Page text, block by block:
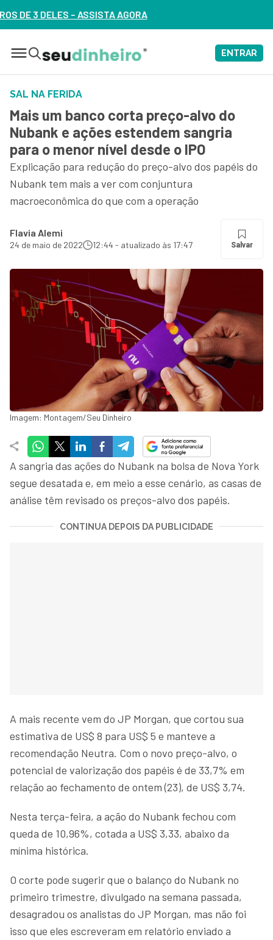
ENTRAR
SAL NA FERIDA
Mais um banco corta preço-alvo do
Nubank e ações estendem sangria
para o menor nível desde o IPO
Explicação para redução do preço-alvo dos papéis do
Nubank tem mais a ver com conjuntura
macroeconômica do que com a operação
Flavia Alemi
24 de maio de 2022 12:44 - atualizado às 17:47 Salvar
Imagem: Montagem/Seu Dinheiro
A sangria das ações do Nubank na bolsa de Nova York
segue desatada e, em meio a esse cenário, as casas de
análise têm revisado os preços-alvo dos papéis.
CONTINUA DEPOIS DA PUBLICIDADE
A mais recente vem do JP Morgan, que cortou sua
estimativa de US$ 8 para US$ 5 e manteve a
recomendação Neutra. Com o novo preço-alvo, o
potencial de valorização dos papéis é de 33,7% em
relação ao fechamento de ontem (23), de US$ 3,74.
Nesta terça-feira, a ação do Nubank fechou com
queda de 10,96%, cotada a US$ 3,33, abaixo da
mínima histórica.
O corte pode sugerir que o balanço do Nubank no
primeiro trimestre, divulgado na semana passada,
desagradou os analistas do JP Morgan, mas não foi
isso que eles escreveram em relatório enviado a